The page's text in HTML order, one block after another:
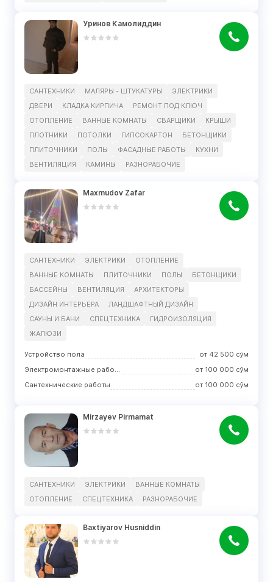
Уринов Камолиддин
САНТЕХНИКИ МАЛЯРЫ - ШТУКАТУРЫ
ЭЛЕКТРИКИ
ДВЕРИ
КЛАДКА КИРПИЧА
РЕМОНТ ПОД КЛЮЧ
ОТОПЛЕНИЕ
ВАННЫЕ КОМНАТЫ СВАРЩИКИ
КРЫШИ
ПЛОТНИКИ
ПОТОЛКИ ГИПСОКАРТОН
БЕТОНЩИКИ
ПЛИТОЧНИКИ
ПОЛЫ ФАСАДНЫЕ РАБОТЫ
КУХНИ
ВЕНТИЛЯЦИЯ
КАМИНЫ РАЗНОРАБОЧИЕ
Maxmudov Zafar
САНТЕХНИКИ ЭЛЕКТРИКИ
ОТОПЛЕНИЕ
ВАННЫЕ КОМНАТЫ
ПЛИТОЧНИКИ ПОЛЫ
БЕТОНЩИКИ
БАССЕЙНЫ
ВЕНТИЛЯЦИЯ
АРХИТЕКТОРЫ
ДИЗАЙН ИНТЕРЬЕРА
ЛАНДШАФТНЫЙ ДИЗАЙН
САУНЫ И БАНИ
СПЕЦТЕХНИКА
ГИДРОИЗОЛЯЦИЯ
ЖАЛЮЗИ
Устройство пола от 42 500 сўм
Электромонтажные работы
от 100 000 сўм
Сантехнические работы
от 100 000 сўм
Mirzayev Pirmamat
САНТЕХНИКИ ЭЛЕКТРИКИ
ВАННЫЕ КОМНАТЫ
ОТОПЛЕНИЕ
СПЕЦТЕХНИКА РАЗНОРАБОЧИЕ
Baxtiyarov Husniddin